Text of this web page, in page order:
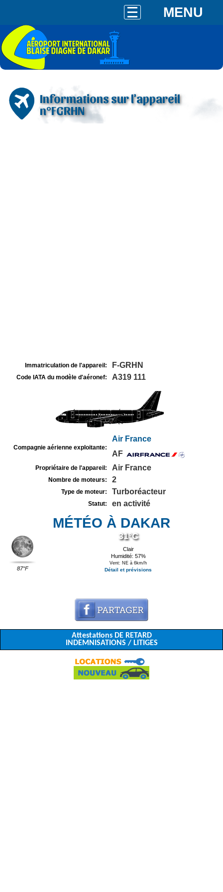
MENU
Informations sur l'appareil
n°FGRHN
Immatriculation de l'appareil: F-GRHN
Code IATA du modèle d'aéronef: A319 111
Compagnie aérienne exploitante:
Air France
AF
Propriétaire de l'appareil: Air France
Nombre de moteurs: 2
Type de moteur: Turboréacteur
Statut: en activité
MÉTÉO À DAKAR
87°F
31°C
Clair
Humidité: 57%
Vent: NE à 6km/h
Détail et prévisions
Attestations DE RETARD
INDEMNISATIONS / LITIGES